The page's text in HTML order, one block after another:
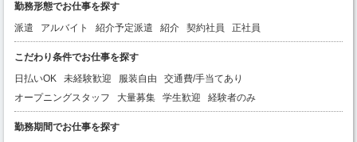
勤務形態でお仕事を探す
派遣
アルバイト 紹介予定派遣 紹介 契約社員 正社員
こだわり条件でお仕事を探す
日払いOK
未経験歓迎 服装自由
交通費/手当てあり
オープニングスタッフ
大量募集 学生歓迎 経験者のみ
勤務期間でお仕事を探す